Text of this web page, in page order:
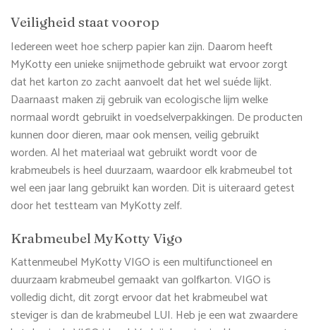
Veiligheid staat voorop
Iedereen weet hoe scherp papier kan zijn. Daarom heeft
MyKotty een unieke snijmethode gebruikt wat ervoor zorgt
dat het karton zo zacht aanvoelt dat het wel suéde lijkt.
Daarnaast maken zij gebruik van ecologische lijm welke
normaal wordt gebruikt in voedselverpakkingen. De producten
kunnen door dieren, maar ook mensen, veilig gebruikt
worden. Al het materiaal wat gebruikt wordt voor de
krabmeubels is heel duurzaam, waardoor elk krabmeubel tot
wel een jaar lang gebruikt kan worden. Dit is uiteraard getest
door het testteam van MyKotty zelf.
Krabmeubel MyKotty Vigo
Kattenmeubel MyKotty VIGO is een multifunctioneel en
duurzaam krabmeubel gemaakt van golfkarton. VIGO is
volledig dicht, dit zorgt ervoor dat het krabmeubel wat
steviger is dan de krabmeubel LUI. Heb je een wat zwaardere